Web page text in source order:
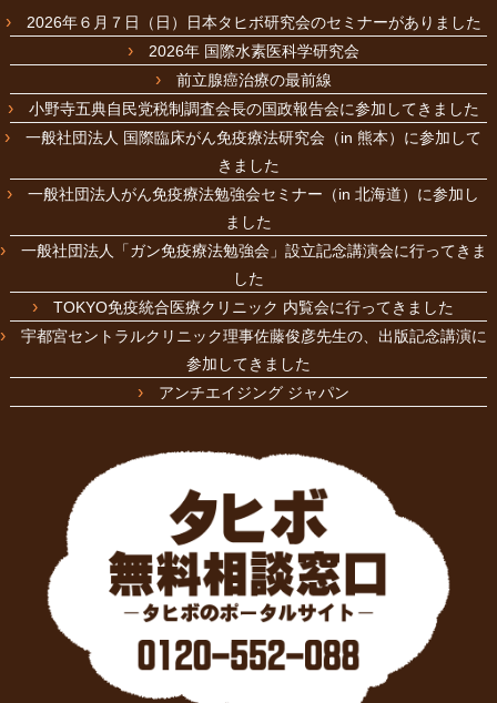
2026年６月７日（日）日本タヒボ研究会のセミナーがありました
2026年 国際水素医科学研究会
前立腺癌治療の最前線
小野寺五典自民党税制調査会長の国政報告会に参加してきました
一般社団法人 国際臨床がん免疫療法研究会（in 熊本）に参加して
きました
一般社団法人がん免疫療法勉強会セミナー（in 北海道）に参加し
ました
一般社団法人「ガン免疫療法勉強会」設立記念講演会に行ってきま
した
TOKYO免疫統合医療クリニック 内覧会に行ってきました
宇都宮セントラルクリニック理事佐藤俊彦先生の、出版記念講演に
参加してきました
アンチエイジング ジャパン